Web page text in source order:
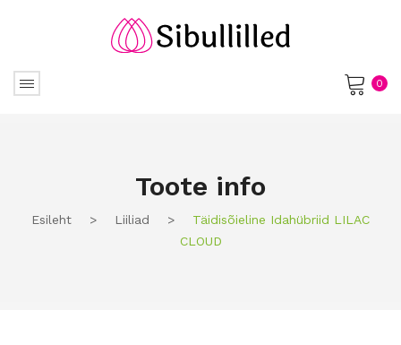
0
Toote info
Esileht > Liiliad >
Täidisõieline Idahübriid LILAC
CLOUD